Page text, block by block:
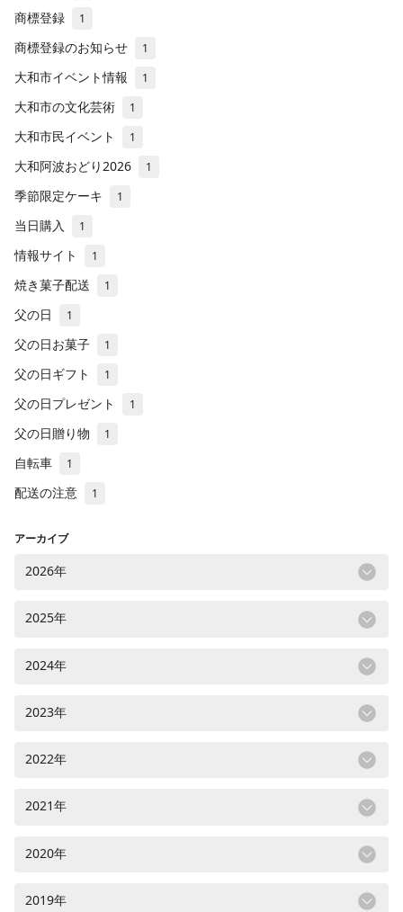
商標登録 1
商標登録のお知らせ 1
大和市イベント情報 1
大和市の文化芸術 1
大和市民イベント 1
大和阿波おどり2026 1
季節限定ケーキ 1
当日購入 1
情報サイト 1
焼き菓子配送 1
父の日 1
父の日お菓子 1
父の日ギフト 1
父の日プレゼント 1
父の日贈り物 1
自転車 1
配送の注意 1
アーカイブ
2026年
2025年
2024年
2023年
2022年
2021年
2020年
2019年